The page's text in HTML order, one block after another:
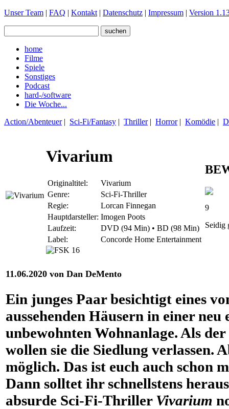
Unser Team | FAQ | Kontakt | Datenschutz | Impressum | Version
home
Filme
Spiele
Sonstiges
Podcast
hard-/software
Die Woche...
Action/Abenteuer| Sci-Fi/Fantasy | Thriller| Horror| Komödie |
Vivarium
Originaltitel:
Vivarium
Genre:
Sci-Fi-Thriller
Regie:
Lorcan Finnegan
Hauptdarsteller: Imogen Poots
Laufzeit:
DVD (94 Min) • BD (98 Min)
Label:
Concorde Home Entertainment
9
Seidig
11.06.2020 von Dan DeMento
Ein junges Paar besichtigt eines
aussehenden Häusern in einer neu
unbewohnten Wohnanlage. Als
wollen sie die Siedlung verlassen.
möglich. Das ist euch auch schon
Dann solltet ihr schnellstens
absurde Sci-Fi-Thriller Vivarium